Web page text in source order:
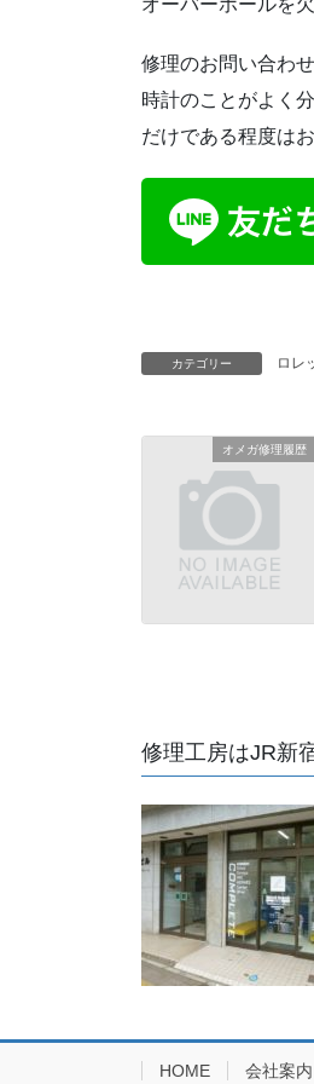
オーバーホールを
修理のお問い合わ
時計のことがよく
だけである程度は
カテゴリー ロレ
オメガ修理履歴
修理工房はJR新
HOME 会社案内